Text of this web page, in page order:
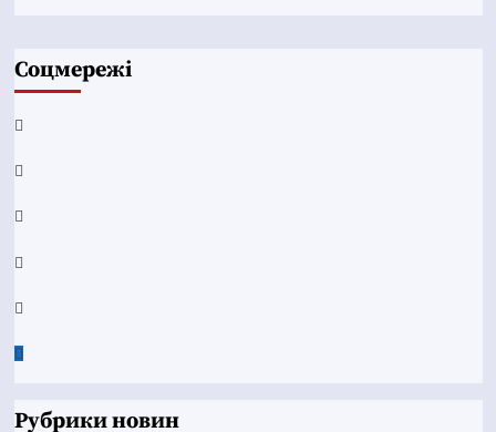
Соцмережі
Facebook
YouTube
Telegram
Instagram
Twitter
Google
Рубрики новин